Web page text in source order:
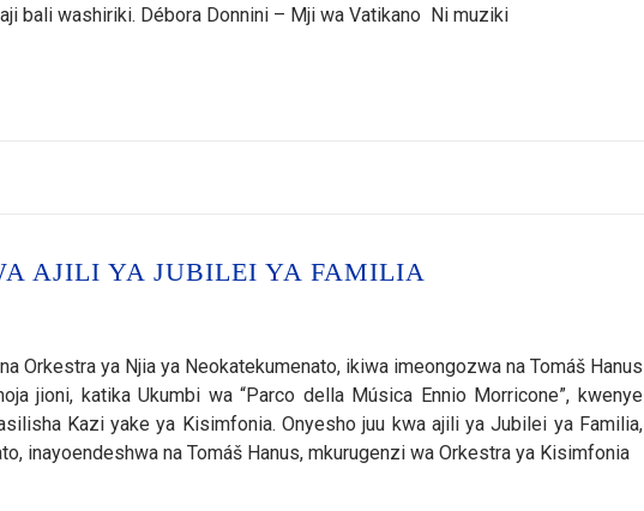
bali washiriki. Débora Donnini – Mji wa Vatikano Ni muziki
AJILI YA JUBILEI YA FAMILIA
Orkestra ya Njia ya Neokatekumenato, ikiwa imeongozwa na Tomáš Hanus
jioni, katika Ukumbi wa “Parco della Música Ennio Morricone”, kwenye
Kazi yake ya Kisimfonia. Onyesho juu kwa ajili ya Jubilei ya Familia,
inayoendeshwa na Tomáš Hanus, mkurugenzi wa Orkestra ya Kisimfonia